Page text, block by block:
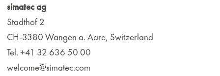
simatec ag
Stadthof 2
CH-3380 Wangen a. Aare, Switzerland
Tel. +41 32 636 50 00
welcome@simatec.com